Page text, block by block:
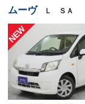
ムーヴ Ｌ ＳＡ